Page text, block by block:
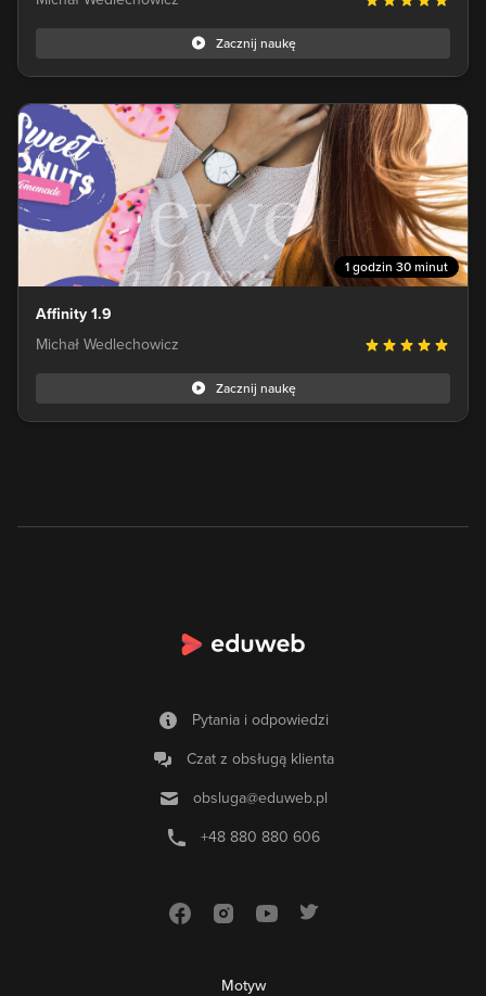
Zacznij naukę
1 godzin 30 minut
Affinity 1.9
Michał Wedlechowicz
Zacznij naukę
Pytania i odpowiedzi
Czat z obsługą klienta
obsluga@eduweb.pl
+48 880 880 606
Motyw